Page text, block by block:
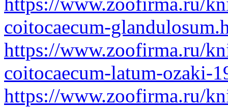
coitocaecum-
https://www.zoofirma.ru/
coitocaecum-latum-ozaki-
https://www.zoofirma.ru/